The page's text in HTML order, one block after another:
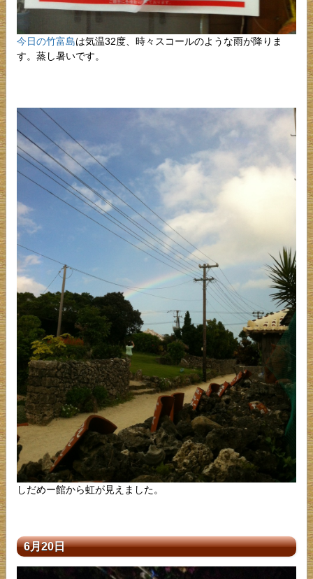
今日の竹富島は気温32度、時々スコールのような雨が降りま
す。蒸し暑いです。
しだめー館から虹が見えました。
6月20日